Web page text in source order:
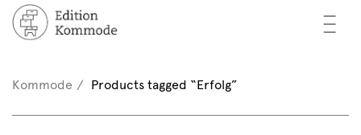
—
—
—
/ Register
Kommode Products tagged “Erfolg”